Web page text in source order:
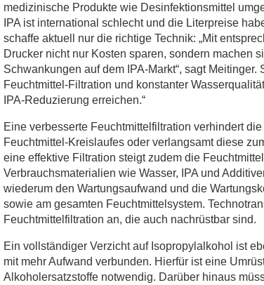
medizinische Produkte wie Desinfektionsmittel
IPA ist international schlecht und die Literpreise
schaffe aktuell nur die richtige Technik: „Mit
Drucker nicht nur Kosten sparen, sondern machen
Schwankungen auf dem IPA-Markt“, sagt Meitinger.
Feuchtmittel-Filtration und konstanter
IPA-Reduzierung erreichen.“
Eine verbesserte Feuchtmittelfiltration verhindert
Feuchtmittel-Kreislaufes oder verlangsamt diese
eine effektive Filtration steigt zudem die
Verbrauchsmaterialien wie Wasser, IPA und
wiederum den Wartungsaufwand und die
sowie am gesamten Feuchtmittelsystem.
Feuchtmittelfiltration an, die auch nachrüstbar sind.
Ein vollständiger Verzicht auf Isopropylalkohol ist
mit mehr Aufwand verbunden. Hierfür ist eine
Alkoholersatzstoffe notwendig. Darüber hinaus